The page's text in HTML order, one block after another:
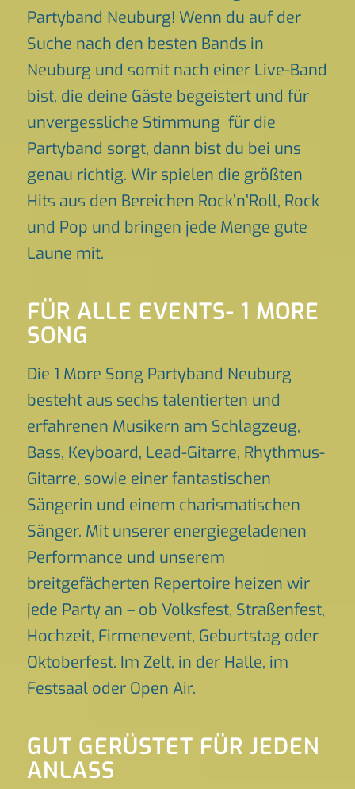
Partyband Neuburg! Wenn du auf der
Suche nach den besten Bands in
Neuburg und somit nach einer Live-Band
bist, die deine Gäste begeistert und für
unvergessliche Stimmung für die
Partyband sorgt, dann bist du bei uns
genau richtig. Wir spielen die größten
Hits aus den Bereichen Rock’n’Roll, Rock
und Pop und bringen jede Menge gute
Laune mit.
FÜR ALLE EVENTS- 1 MORE
SONG
Die 1 More Song Partyband Neuburg
besteht aus sechs talentierten und
erfahrenen Musikern am Schlagzeug,
Bass, Keyboard, Lead-Gitarre, Rhythmus-
Gitarre, sowie einer fantastischen
Sängerin und einem charismatischen
Sänger. Mit unserer energiegeladenen
Performance und unserem
breitgefächerten Repertoire heizen wir
jede Party an – ob Volksfest, Straßenfest,
Hochzeit, Firmenevent, Geburtstag oder
Oktoberfest. Im Zelt, in der Halle, im
Festsaal oder Open Air.
GUT GERÜSTET FÜR JEDEN
ANLASS